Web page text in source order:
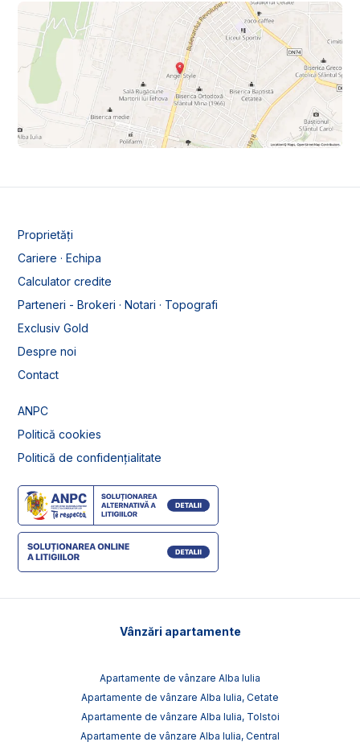
Proprietăți
Cariere · Echipa
Calculator credite
Parteneri - Brokeri · Notari · Topografi
Exclusiv Gold
Despre noi
Contact
ANPC
Politică cookies
Politică de confidențialitate
Vânzări apartamente
Apartamente de vânzare Alba Iulia
Apartamente de vânzare Alba Iulia, Cetate
Apartamente de vânzare Alba Iulia, Tolstoi
Apartamente de vânzare Alba Iulia, Central